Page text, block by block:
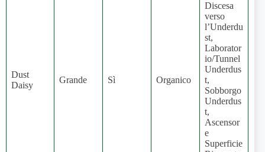
Dust
Daisy
Grande Sì Organico
Discesa
verso
l’Underdu
st,
Laborator
io/Tunnel
Underdus
t,
Sobborgo
Underdus
t,
Ascensor
e
Superficie